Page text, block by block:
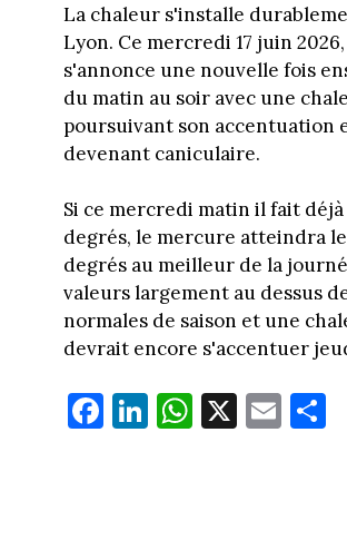
La chaleur s'installe
Lyon. Ce mercredi 17 juin
s'annonce une nouvelle fois
du matin au soir avec une
poursuivant son accentuation
devenant caniculaire.
Si ce mercredi matin il fait déjà
degrés, le mercure atteindra
degrés au meilleur de la
valeurs largement au dessus
normales de saison et une
devrait encore s'accentuer
Fa
ce
Li
nk
W
ha
X E
m
Pa
rt